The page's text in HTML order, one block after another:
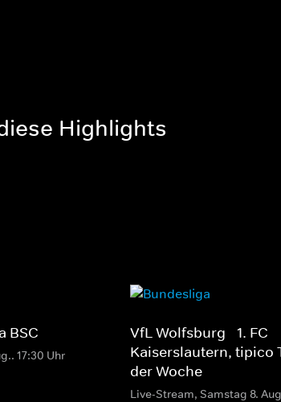
Highlights
BSC
17:30 Uhr
VfL Wolfsburg - 1. FC
Kaiserslautern, tipico
der Woche
Live-Stream, Samstag 8.